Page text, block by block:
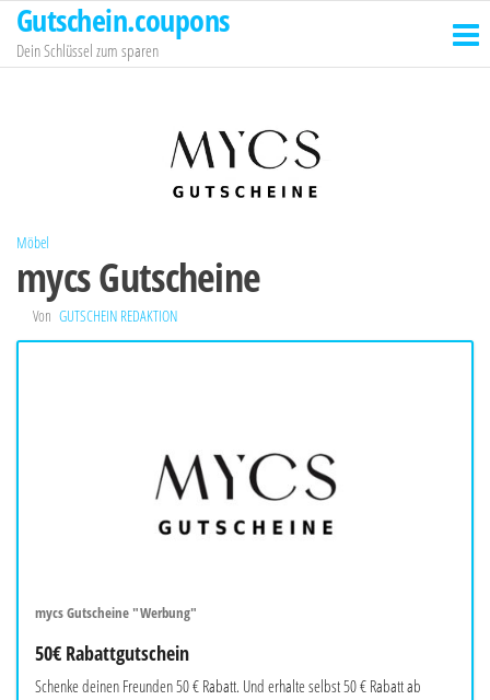
Zum
Inhalt
springen
Gutschein.coupons
Dein Schlüssel zum sparen
Möbel
mycs Gutscheine
Von GUTSCHEIN REDAKTION
mycs Gutscheine "Werbung"
50€ Rabattgutschein
Schenke deinen Freunden 50 € Rabatt. Und erhalte selbst 50 € Rabatt ab